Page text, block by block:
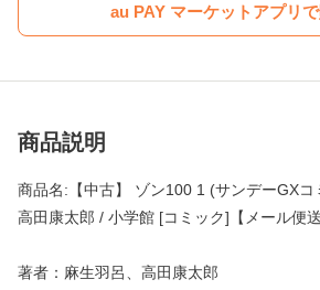
au PAY マーケットアプリ
商品説明
商品名:【中古】 ゾン100 1 (サンデーGXコ
高田康太郎 / 小学館 [コミック]【メール便送
著者：麻生羽呂、高田康太郎